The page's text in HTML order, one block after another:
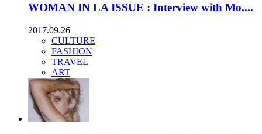
WOMAN IN LA ISSUE : Interview with Mo....
2017.09.26
CULTURE
FASHION
TRAVEL
ART